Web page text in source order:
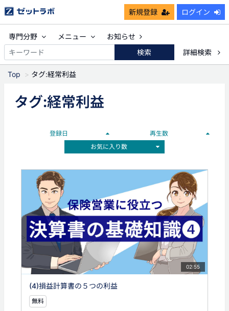
新規登録 ログイン
専門分野 メニュー
お知らせ
検索
詳細検索
Top タグ:経常利益
タグ:経常利益
登録日
再生数
お気に入り数
02:55
(4)損益計算書の５つの利益
無料